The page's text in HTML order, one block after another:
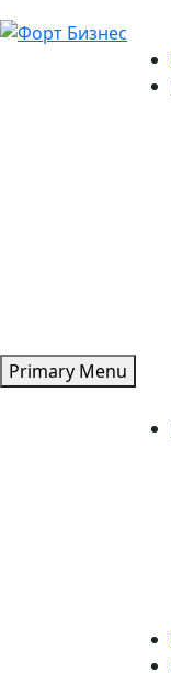
Primary Menu